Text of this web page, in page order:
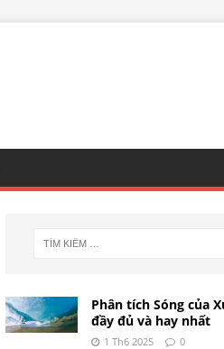
Phân tích Sóng của
đầy đủ và hay nhất
1 Th6 2025 0